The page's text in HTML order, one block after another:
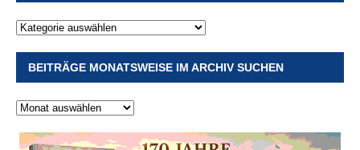
BEITRÄGE MONATSWEISE IM ARCHIV SUCHEN